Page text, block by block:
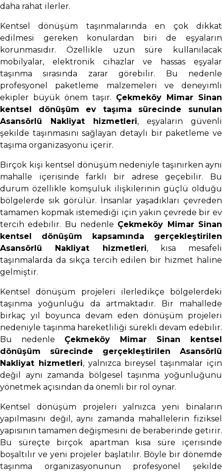
daha rahat ilerler.
Kentsel dönüşüm taşınmalarında en çok dikkat
edilmesi gereken konulardan biri de eşyaların
korunmasıdır. Özellikle uzun süre kullanılacak
mobilyalar, elektronik cihazlar ve hassas eşyalar
taşınma sırasında zarar görebilir. Bu nedenle
profesyonel paketleme malzemeleri ve deneyimli
ekipler büyük önem taşır. Çekmeköy Mimar Sinan
kentsel dönüşüm ev taşıma sürecinde sunulan
Asansörlü Nakliyat hizmetleri, eşyaların güvenli
şekilde taşınmasını sağlayan detaylı bir paketleme ve
taşıma organizasyonu içerir.
Birçok kişi kentsel dönüşüm nedeniyle taşınırken aynı
mahalle içerisinde farklı bir adrese geçebilir. Bu
durum özellikle komşuluk ilişkilerinin güçlü olduğu
bölgelerde sık görülür. İnsanlar yaşadıkları çevreden
tamamen kopmak istemediği için yakın çevrede bir ev
tercih edebilir. Bu nedenle Çekmeköy Mimar Sinan
kentsel dönüşüm kapsamında gerçekleştirilen
Asansörlü Nakliyat hizmetleri, kısa mesafeli
taşınmalarda da sıkça tercih edilen bir hizmet haline
gelmiştir.
Kentsel dönüşüm projeleri ilerledikçe bölgelerdeki
taşınma yoğunluğu da artmaktadır. Bir mahallede
birkaç yıl boyunca devam eden dönüşüm projeleri
nedeniyle taşınma hareketliliği sürekli devam edebilir.
Bu nedenle Çekmeköy Mimar Sinan kentsel
dönüşüm sürecinde gerçekleştirilen Asansörlü
Nakliyat hizmetleri, yalnızca bireysel taşınmalar için
değil aynı zamanda bölgesel taşınma yoğunluğunu
yönetmek açısından da önemli bir rol oynar.
Kentsel dönüşüm projeleri yalnızca yeni binaların
yapılmasını değil, aynı zamanda mahallelerin fiziksel
yapısının tamamen değişmesini de beraberinde getirir.
Bu süreçte birçok apartman kısa süre içerisinde
boşaltılır ve yeni projeler başlatılır. Böyle bir dönemde
taşınma organizasyonunun profesyonel şekilde